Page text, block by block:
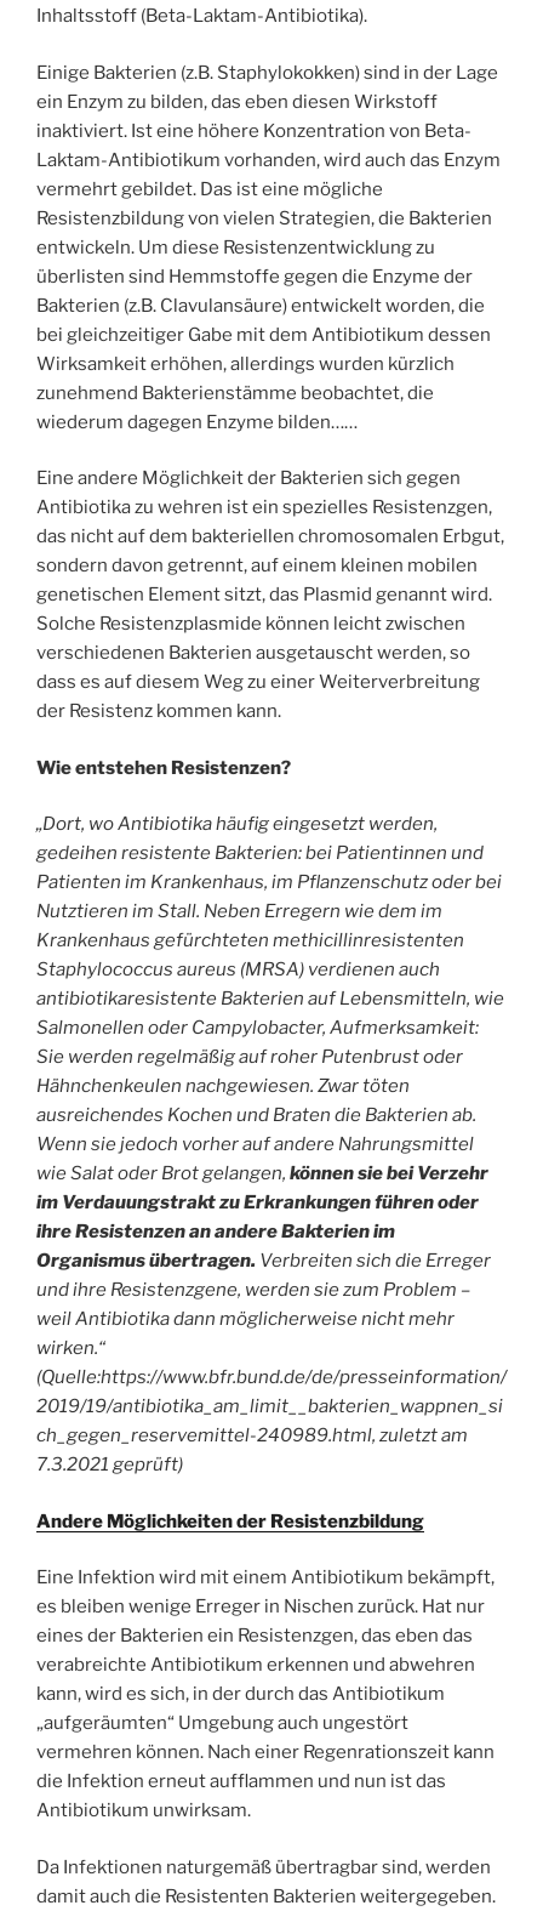
Inhaltsstoff (Beta-Laktam-Antibiotika).
Einige Bakterien (z.B. Staphylokokken) sind in der Lage
ein Enzym zu bilden, das eben diesen Wirkstoff
inaktiviert. Ist eine höhere Konzentration von Beta-
Laktam-Antibiotikum vorhanden, wird auch das Enzym
vermehrt gebildet. Das ist eine mögliche
Resistenzbildung von vielen Strategien, die Bakterien
entwickeln. Um diese Resistenzentwicklung zu
überlisten sind Hemmstoffe gegen die Enzyme der
Bakterien (z.B. Clavulansäure) entwickelt worden, die
bei gleichzeitiger Gabe mit dem Antibiotikum dessen
Wirksamkeit erhöhen, allerdings wurden kürzlich
zunehmend Bakterienstämme beobachtet, die
wiederum dagegen Enzyme bilden……
Eine andere Möglichkeit der Bakterien sich gegen
Antibiotika zu wehren ist ein spezielles Resistenzgen,
das nicht auf dem bakteriellen chromosomalen Erbgut,
sondern davon getrennt, auf einem kleinen mobilen
genetischen Element sitzt, das Plasmid genannt wird.
Solche Resistenzplasmide können leicht zwischen
verschiedenen Bakterien ausgetauscht werden, so
dass es auf diesem Weg zu einer Weiterverbreitung
der Resistenz kommen kann.
Wie entstehen Resistenzen?
„Dort, wo Antibiotika häufig eingesetzt werden,
gedeihen resistente Bakterien: bei Patientinnen und
Patienten im Krankenhaus, im Pflanzenschutz oder bei
Nutztieren im Stall. Neben Erregern wie dem im
Krankenhaus gefürchteten methicillinresistenten
Staphylococcus aureus (MRSA) verdienen auch
antibiotikaresistente Bakterien auf Lebensmitteln, wie
Salmonellen oder Campylobacter, Aufmerksamkeit:
Sie werden regelmäßig auf roher Putenbrust oder
Hähnchenkeulen nachgewiesen. Zwar töten
ausreichendes Kochen und Braten die Bakterien ab.
Wenn sie jedoch vorher auf andere Nahrungsmittel
wie Salat oder Brot gelangen, können sie bei Verzehr
im Verdauungstrakt zu Erkrankungen führen oder
ihre Resistenzen an andere Bakterien im
Organismus übertragen. Verbreiten sich die Erreger
und ihre Resistenzgene, werden sie zum Problem –
weil Antibiotika dann möglicherweise nicht mehr
wirken.“
(Quelle:https://www.bfr.bund.de/de/presseinformation/
2019/19/antibiotika_am_limit__bakterien_wappnen_si
ch_gegen_reservemittel-240989.html, zuletzt am
7.3.2021 geprüft)
Andere Möglichkeiten der Resistenzbildung
Eine Infektion wird mit einem Antibiotikum bekämpft,
es bleiben wenige Erreger in Nischen zurück. Hat nur
eines der Bakterien ein Resistenzgen, das eben das
verabreichte Antibiotikum erkennen und abwehren
kann, wird es sich, in der durch das Antibiotikum
„aufgeräumten“ Umgebung auch ungestört
vermehren können. Nach einer Regenrationszeit kann
die Infektion erneut aufflammen und nun ist das
Antibiotikum unwirksam.
Da Infektionen naturgemäß übertragbar sind, werden
damit auch die Resistenten Bakterien weitergegeben.